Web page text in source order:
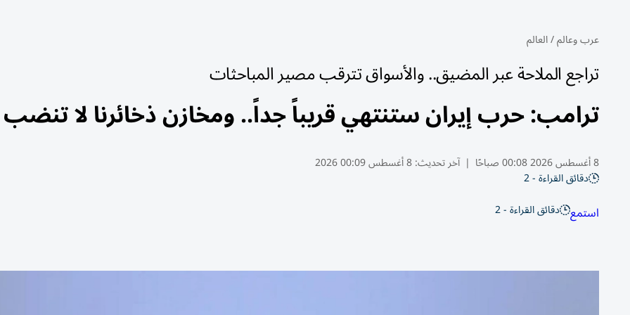
عرب وعالم/العالم
تراجع الملاحة عبر المضيق.. والأسواق تترقب مصير المباحثات
ترامب: حرب إيران ستنتهي قريباً جداً.. ومخازن ذخائرنا لا تنضب
8 أغسطس 2026 00:08 صباحًا | آخر تحديث:8 أغسطس 00:09 2026
دقائق القراءة - 2
استمع دقائق القراءة - 2